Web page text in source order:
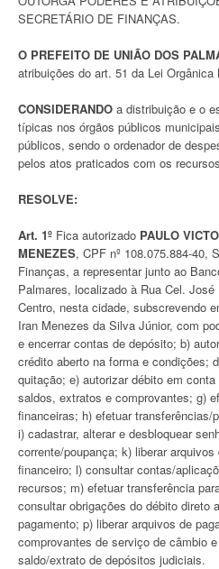
SECRETÁRIO DE FINANÇAS.
O PREFEITO DE UNIÃO DOS
atribuições do art. 51 da Lei Orgânica
CONSIDERANDO a distribuição e o
típicas nos órgãos públicos
públicos, sendo o ordenador de
pelos atos praticados com os
RESOLVE:
Art. 1º Fica autorizado PAULO
MENEZES, CPF nº 108.075.884-40,
Finanças, a representar junto ao
Palmares, localizado à Rua Cel.
Centro, nesta cidade, subscrevendo
Iran Menezes da Silva Júnior, com
e encerrar contas de depósito; b)
crédito aberto na forma e condições;
quitação; e) autorizar débito em
saldos, extratos e comprovantes; g)
financeiras; h) efetuar transferências/
i) cadastrar, alterar e desbloquear
corrente/poupança; k) liberar
financeiro; l) consultar contas/
recursos; m) efetuar transferência
consultar obrigações do débito direto
pagamento; p) liberar arquivos de
comprovantes de serviço de câmbio
saldo/extrato de depósitos judiciais.